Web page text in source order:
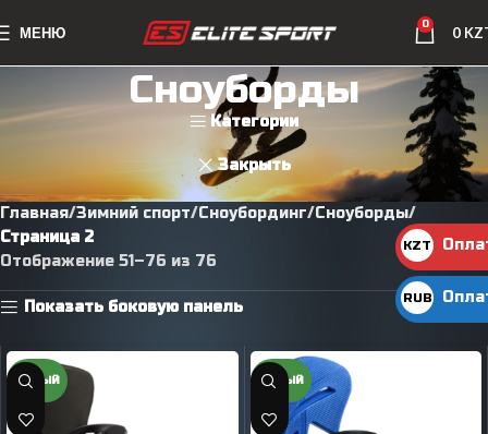
МЕНЮ 0 0
Сноуборды
Категории
Закрыть
Главная Зимний спорт Сноубординг Сноуборды
Страница 2
Отображение 51–76 из 76
Показать боковую панель
НОВЫЙ НОВЫЙ
KZT
KZT
RUB
руб.